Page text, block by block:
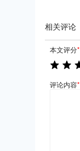
相关评论
本文评分*
评论内容*